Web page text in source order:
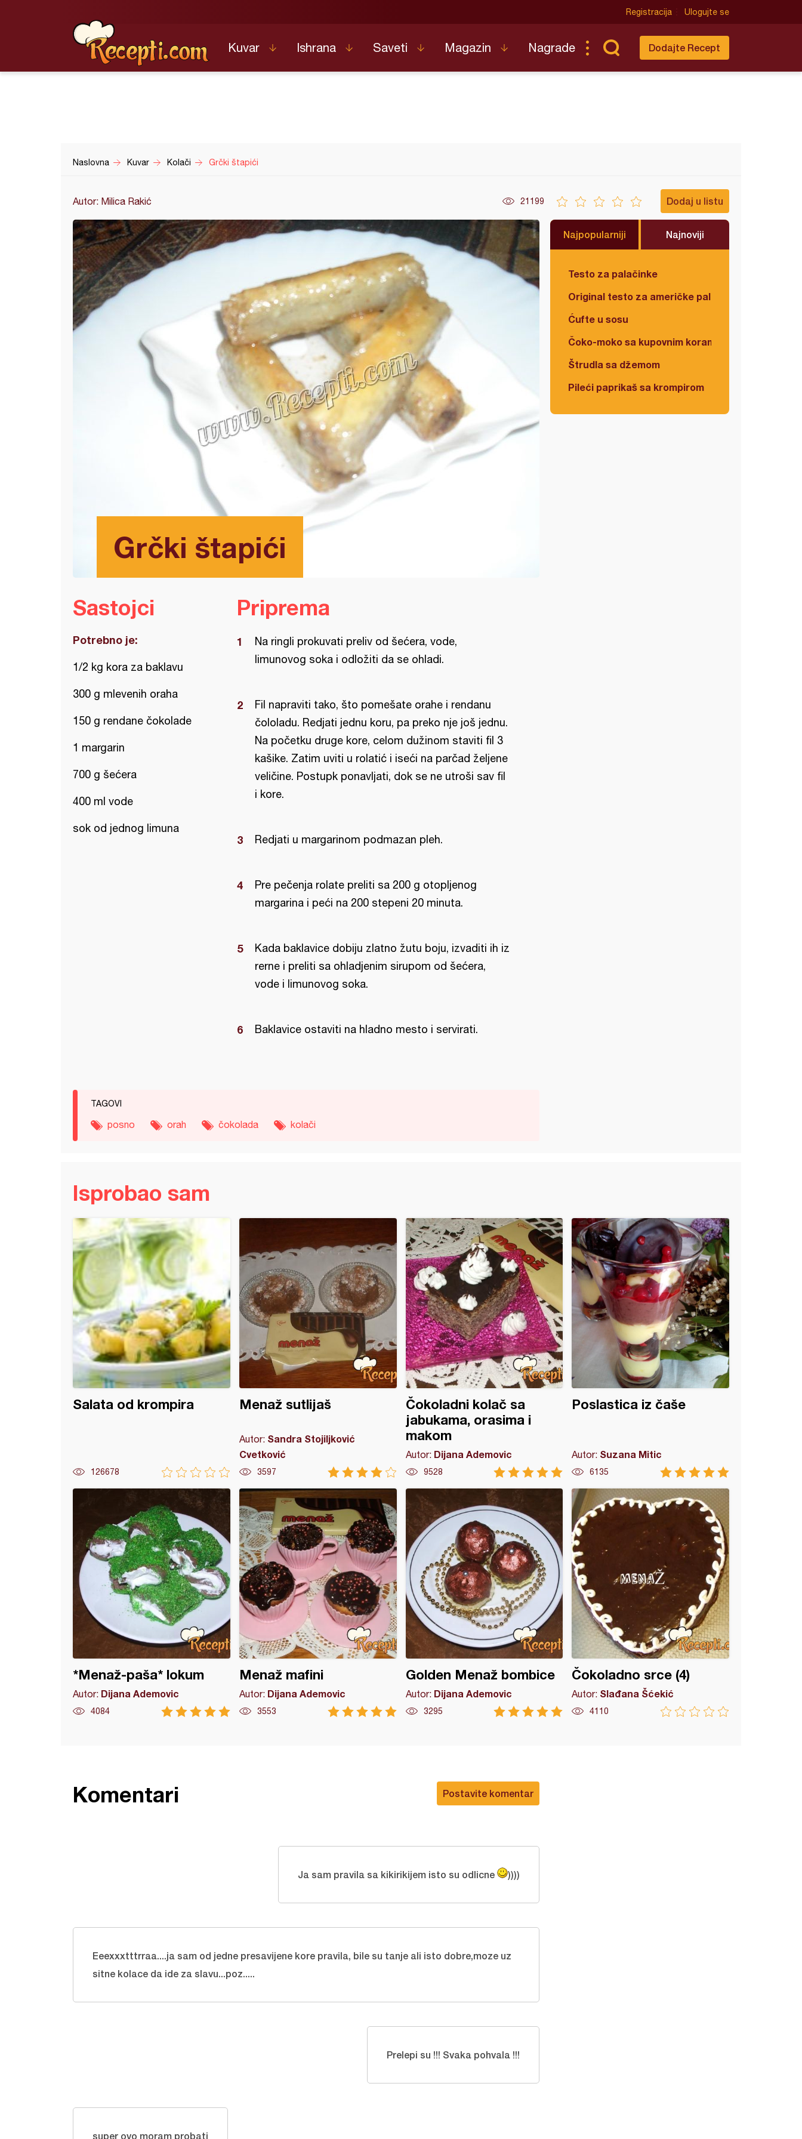
Registracija Ulogujte se
Kuvar Ishrana Saveti Magazin Nagrade Dodajte Recept
Naslovna Kuvar Kolači Grčki štapići
Autor: Milica Rakić 21199 Dodaj u listu
Grčki štapići
Najpopularniji Najnoviji
Testo za palačinke
Original testo za američke palačinke
Ćufte u sosu
Čoko-moko sa kupovnim korama
Štrudla sa džemom
Pileći paprikaš sa krompirom
Sastojci
Potrebno je:
1/2 kg kora za baklavu
300 g mlevenih oraha
150 g rendane čokolade
1 margarin
700 g šećera
400 ml vode
sok od jednog limuna
Priprema
Na ringli prokuvati preliv od šećera, vode,
limunovog soka i odložiti da se ohladi.
Fil napraviti tako, što pomešate orahe i rendanu
čololadu. Redjati jednu koru, pa preko nje još jednu.
Na početku druge kore, celom dužinom staviti fil 3
kašike. Zatim uviti u rolatić i iseći na parčad željene
veličine. Postupk ponavljati, dok se ne utroši sav fil
i kore.
Redjati u margarinom podmazan pleh.
Pre pečenja rolate preliti sa 200 g otopljenog
margarina i peći na 200 stepeni 20 minuta.
Kada baklavice dobiju zlatno žutu boju, izvaditi ih iz
rerne i preliti sa ohladjenim sirupom od šećera,
vode i limunovog soka.
Baklavice ostaviti na hladno mesto i servirati.
TAGOVI
posno orah čokolada kolači
Isprobao sam
Salata od krompira
126678
Menaž sutlijaš
Autor: Sandra Stojiljković
Cvetković
3597
Čokoladni kolač sa
jabukama, orasima i
makom
Autor: Dijana Ademovic
9528
Poslastica iz čaše
Autor: Suzana Mitic
6135
*Menaž-paša* lokum
Autor: Dijana Ademovic
4084
Menaž mafini
Autor: Dijana Ademovic
3553
Golden Menaž bombice
Autor: Dijana Ademovic
3295
Čokoladno srce (4)
Autor: Slađana Šćekić
4110
Postavite komentar
Komentari
Ja sam pravila sa kikirikijem isto su odlicne ))))
Eeexxxtttrraa....ja sam od jedne presavijene kore pravila, bile su tanje ali isto dobre,moze uz
sitne kolace da ide za slavu...poz.....
Prelepi su !!! Svaka pohvala !!!
super ovo moram probati